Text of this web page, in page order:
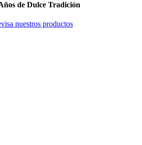
de Dulce Tradición
nuestros productos